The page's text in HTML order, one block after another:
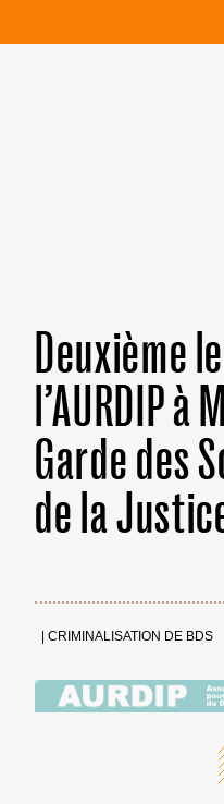
Deuxième
l’AURDIP
Garde des
de la
CRIMINALISATION DE BDS